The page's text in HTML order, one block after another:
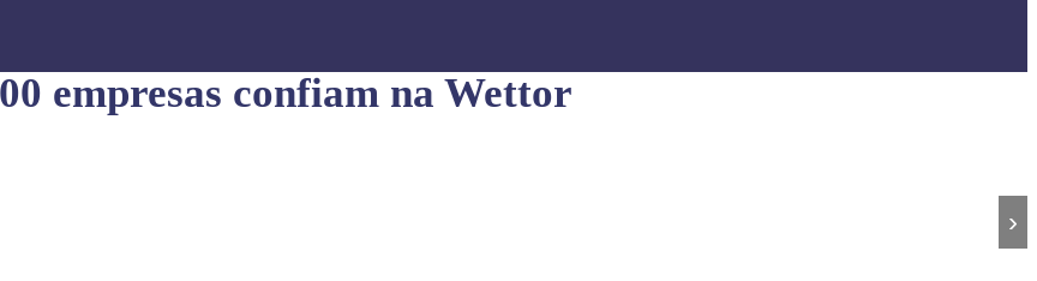
empresas confiam na Wettor
›